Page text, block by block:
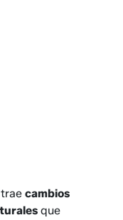
traecambios
que